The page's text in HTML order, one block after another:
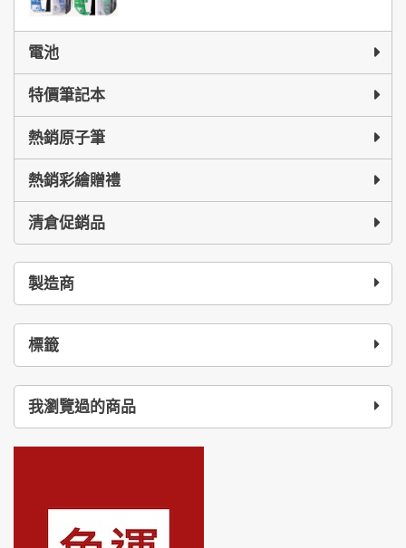
電池
特價筆記本
熱銷原子筆
熱銷彩繪贈禮
清倉促銷品
製造商
標籤
我瀏覽過的商品